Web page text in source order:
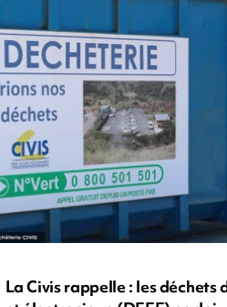
La Civis rappelle : les